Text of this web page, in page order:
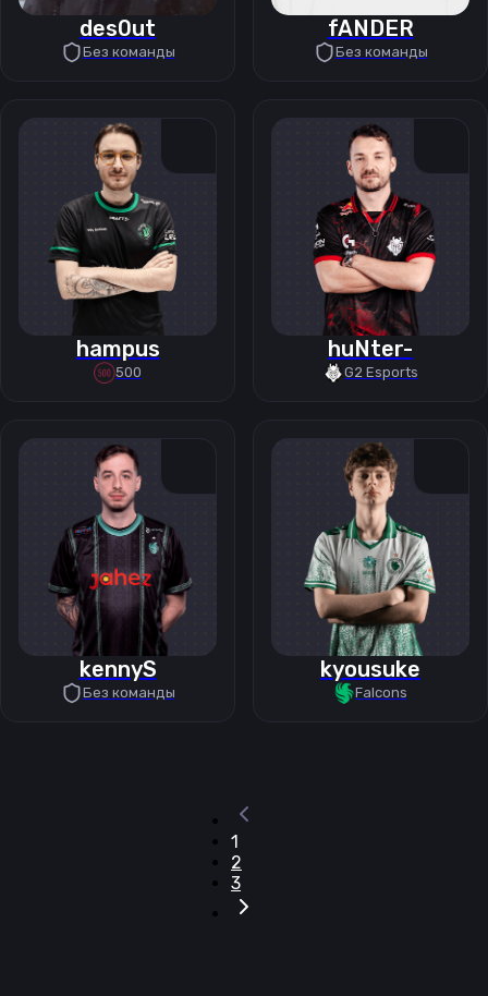
des0ut
Без команды
fANDER
Без команды
hampus
500
huNter-
G2 Esports
kennyS
Без команды
kyousuke
Falcons
1
2
3